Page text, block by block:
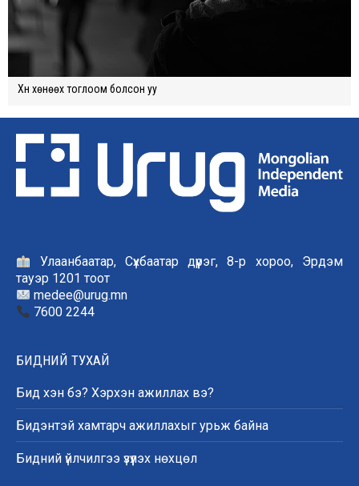
Хүн хөнөөх тоглоом болсон уу
Улаанбаатар, Сүхбаатар дүүрэг, 8-р хороо, Эрдэм
тауэр 1201 тоот
medee@urug.mn
7600 2244
БИДНИЙ ТУХАЙ
Бид хэн бэ? Хэрхэн ажиллах вэ?
Бидэнтэй хамтарч ажиллахыг урьж байна
Бидний үйлчилгээ үзүүлэх нөхцөл